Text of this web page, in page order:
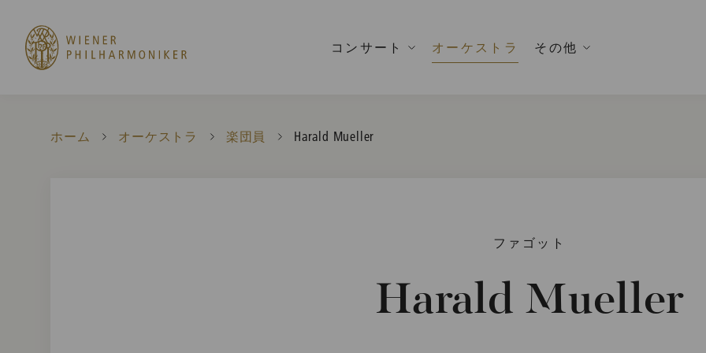
コンサート オーケストラ その他
ホーム オーケストラ 楽団員 Current:
Harald Mueller
ファゴット
Harald Mueller